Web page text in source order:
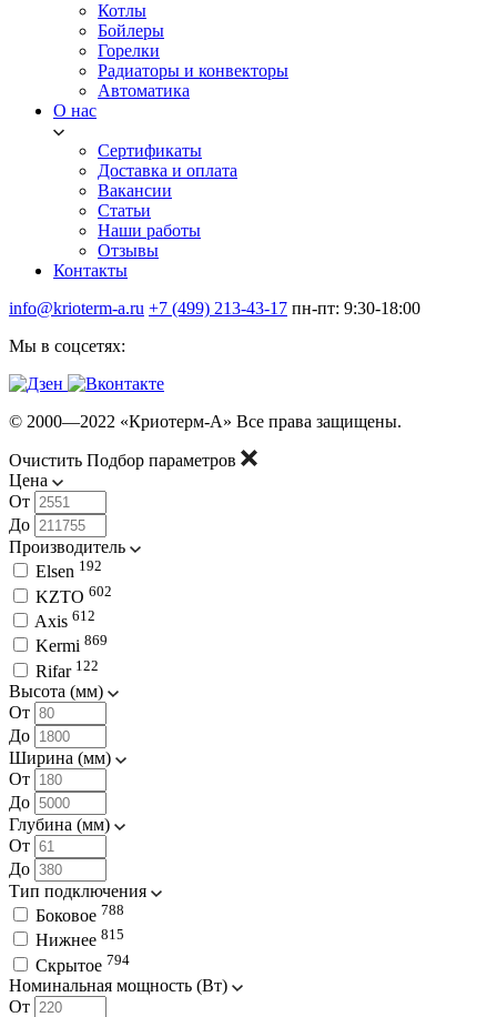
Котлы
Бойлеры
Горелки
Радиаторы и конвекторы
Автоматика
О нас
Сертификаты
Доставка и оплата
Вакансии
Статьи
Наши работы
Отзывы
Контакты
info@krioterm-a.ru +7 (499) 213-43-17 пн-пт: 9:30-18:00
Мы в соцсетях:
© 2000—2022 «Криотерм-А» Все права защищены.
Очистить Подбор параметров
Цена
От
До
Производитель
Elsen 192
KZTO 602
Axis 612
Kermi 869
Rifar 122
Высота (мм)
От
До
Ширина (мм)
От
До
Глубина (мм)
От
До
Тип подключения
Боковое 788
Нижнее 815
Скрытое 794
Номинальная мощность (Вт)
От